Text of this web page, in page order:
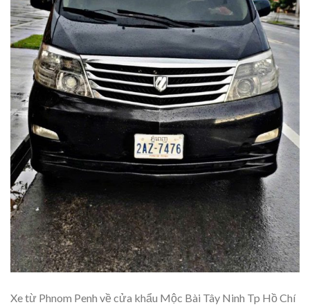
Xe từ Phnom Penh về cửa khẩu Mộc Bài Tây Ninh Tp Hồ Chí